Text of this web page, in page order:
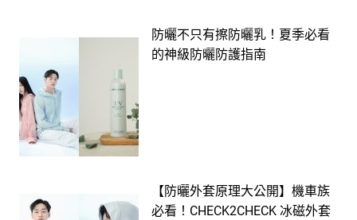
防曬不只有擦防曬乳！夏季必看
的神級防曬防護指南
【防曬外套原理大公開】機車族
必看！CHECK2CHECK 冰磁外套